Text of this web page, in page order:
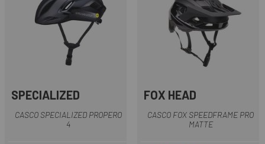
SPECIALIZED
CASCO SPECIALIZED PROPERO
4
FOX HEAD
CASCO FOX SPEEDFRAME PRO
MATTE